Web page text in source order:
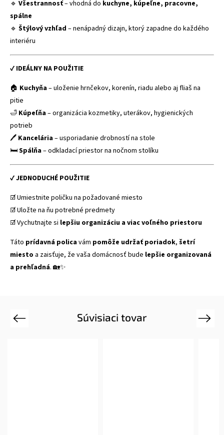
🔹 Všestrannosť– vhodná do kuchyne, kúpeľne, pracovne,
spálne
🔹 Štýlový vzhľad – nenápadný dizajn, ktorý zapadne do každého
interiéru
✔ IDEÁLNY NA POUŽITIE
🏠 Kuchyňa– uloženie hrnčekov, korenín, riadu alebo aj fliaš na
pitie
🛁 Kúpeľňa– organizácia kozmetiky, uterákov, hygienických
potrieb
🖊️ Kancelária– usporiadanie drobností na stole
🛏️Spálňa– odkladací priestor na nočnom stolíku
✔JEDNODUCHÉ POUŽITIE
☑️ Umiestnite poličku na požadované miesto
☑️ Uložte na ňu potrebné predmety
☑️ Vychutnajte si lepšiu organizáciu a viac voľného priestoru
Táto prídavná policavám pomôže udržať poriadok, šetrí
miesto a zaisťuje, že vaša domácnosť bude lepšie organizovaná
a prehľadná. 🏡✨
Súvisiaci tovar
Previous Next